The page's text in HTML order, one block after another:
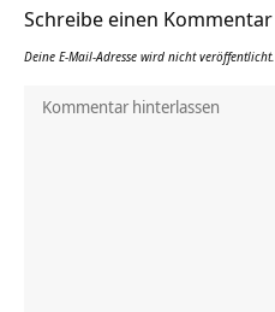
Schreibe einen Kommentar
Deine E-Mail-Adresse wird nicht veröffentlicht.